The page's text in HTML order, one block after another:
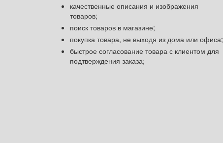
качественные описания и изображения
товаров;
поиск товаров в магазине;
покупка товара, не выходя из дома или офиса;
быстрое согласование товара с клиентом для
подтверждения заказа;